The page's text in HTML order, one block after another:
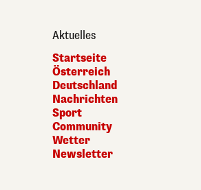
Aktuelles
Startseite
Österreich
Deutschland
Nachrichten
Sport
Community
Wetter
Newsletter